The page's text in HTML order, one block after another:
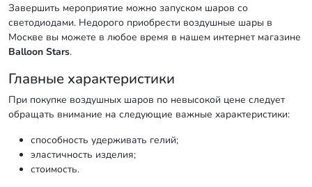
Завершить мероприятие можно запуском шаров со
светодиодами. Недорого приобрести воздушные шары в
Москве вы можете в любое время в нашем интернет магазине
Balloon Stars.
Главные характеристики
При покупке воздушных шаров по невысокой цене следует
обращать внимание на следующие важные характеристики:
способность удерживать гелий;
эластичность изделия;
стоимость.